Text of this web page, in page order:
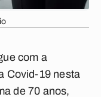
com a
Covid-19 nesta
de 70 anos,